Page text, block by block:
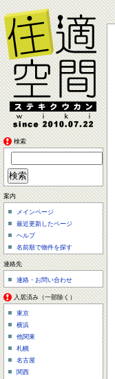
検索
案内
メインページ
最近更新したページ
ヘルプ
名前順で物件を探す
連絡先
連絡・お問い合わせ
入居済み（一部除く）
東京
横浜
他関東
札幌
名古屋
関西